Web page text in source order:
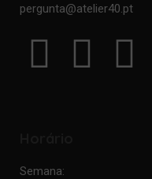
pergunta@atelier40.pt
Semana: